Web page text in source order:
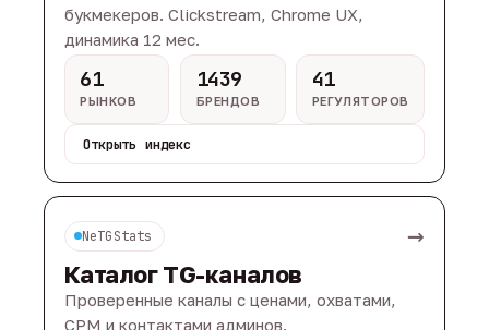
букмекеров. Clickstream, Chrome UX,
динамика 12 мес.
61
РЫНКОВ
1439
БРЕНДОВ
41
РЕГУЛЯТОРОВ
Открыть индекс
NeTGStats →
Каталог TG-каналов
Проверенные каналы с ценами, охватами,
CPM и контактами админов.